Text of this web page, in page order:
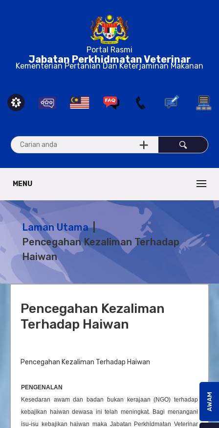
Portal Rasmi
Jabatan Perkhidmatan Veterinar
Kementerian Pertanian Dan Keterjaminan Makanan
MENU
Laman Utama
Pencegahan Kezaliman Terhadap
Haiwan
Pencegahan Kezaliman
Terhadap Haiwan
Pencegahan Kezaliman Terhadap Haiwan
PENGENALAN
Kesedaran awam dan badan bukan kerajaan (NGO) terhadap
kebajikan haiwan dewasa ini telah meningkat. Bagi menangani
isu-isu kebajikan haiwan maka Jabatan Perkhidmatan Veterinar
AWAM